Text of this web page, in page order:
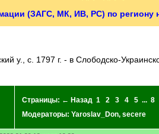
(ЗАГС, МК, ИВ, РС) по региону
у., с. 1797 г. - в Слободско-
Страницы: ← Назад 1 2 3 4 5 ... 8
Модераторы: Yaroslav_Don, secere